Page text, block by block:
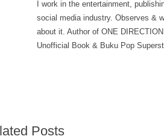
I work in the entertainment,
social media industry. Observes &
about it. Author of ONE
Unofficial Book & Buku Pop
Posts